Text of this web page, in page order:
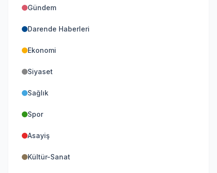
Gündem
Darende Haberleri
Ekonomi
Siyaset
Sağlık
Spor
Asayiş
Kültür-Sanat